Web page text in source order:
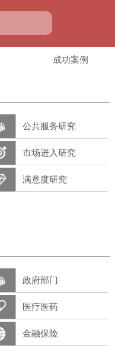
成功案例
公共服务研究
市场进入研究
满意度研究
政府部门
医疗医药
金融保险